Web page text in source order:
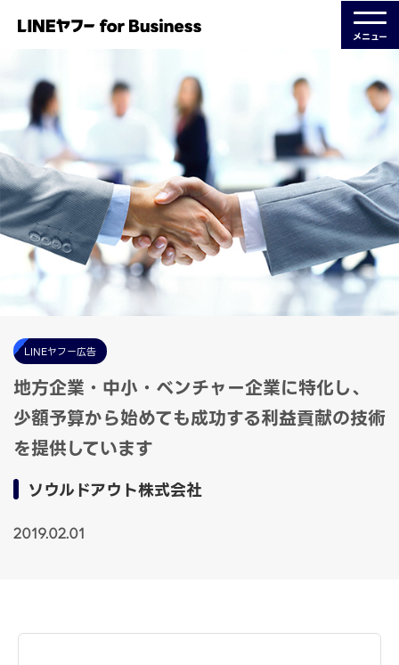
メニュー
LINEヤフー広告
地方企業・中小・ベンチャー企業に特化し、
少額予算から始めても成功する利益貢献の技術
を提供しています
ソウルドアウト株式会社
2019.02.01